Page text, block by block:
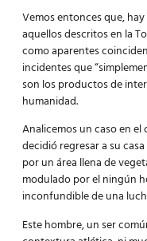
Vemos entonces que,
aquellos descritos en la
como aparentes
incidentes que
son los productos de
humanidad.
Analicemos un caso en
decidió regresar a su
por un área llena de
modulado por el ningún
inconfundible de una
Este hombre, un ser